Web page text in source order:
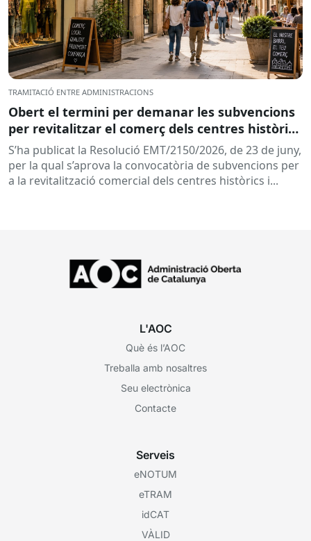
TRAMITACIÓ ENTRE ADMINISTRACIONS
Obert el termini per demanar les subvencions
per revitalitzar el comerç dels centres històrics
i eixos comercials de Catalunya
S’ha publicat la Resolució EMT/2150/2026, de 23 de juny,
per la qual s’aprova la convocatòria de subvencions per
a la revitalització comercial dels centres històrics i...
L'AOC
Què és l’AOC
Treballa amb nosaltres
Seu electrònica
Contacte
Serveis
eNOTUM
eTRAM
idCAT
VÀLID